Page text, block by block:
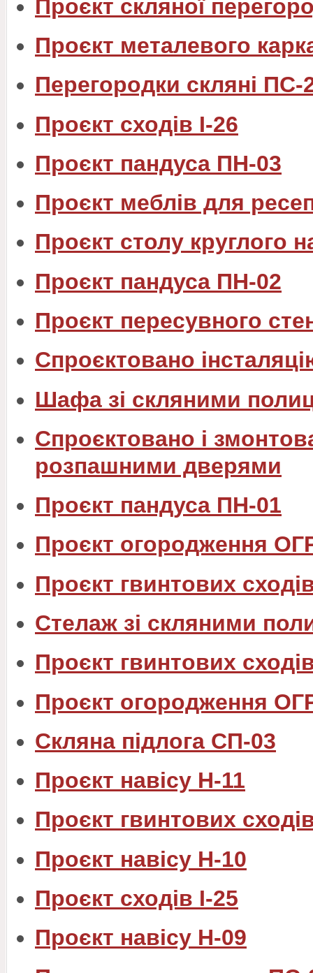
Проєкт скляної
Проєкт металевого
Перегородки скляні ПС-
Проєкт сходів I-26
Проєкт пандуса ПН-03
Проєкт меблів для
Проєкт столу круглого
Проєкт пандуса ПН-02
Проєкт пересувного
Спроєктовано
Шафа зі скляними
Спроєктовано і
розпашними дверями
Проєкт пандуса ПН-01
Проєкт огородження
Проєкт гвинтових
Стелаж зі скляними
Проєкт гвинтових
Проєкт огородження
Скляна підлога СП-03
Проєкт навісу Н-11
Проєкт гвинтових
Проєкт навісу Н-10
Проєкт сходів I-25
Проєкт навісу Н-09